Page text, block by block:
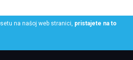
na našoj web stranici, pristajete na to